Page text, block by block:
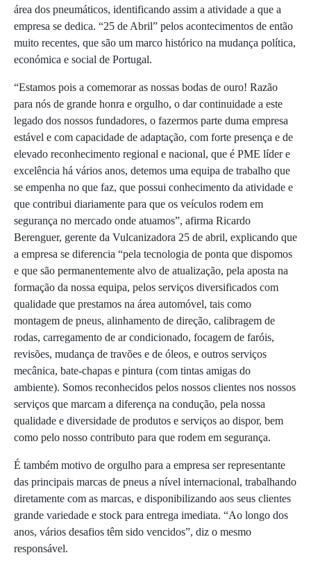
área dos pneumáticos, identificando assim a atividade a que a
empresa se dedica. “25 de Abril” pelos acontecimentos de então
muito recentes, que são um marco histórico na mudança política,
económica e social de Portugal.
“Estamos pois a comemorar as nossas bodas de ouro! Razão
para nós de grande honra e orgulho, o dar continuidade a este
legado dos nossos fundadores, o fazermos parte duma empresa
estável e com capacidade de adaptação, com forte presença e de
elevado reconhecimento regional e nacional, que é PME líder e
excelência há vários anos, detemos uma equipa de trabalho que
se empenha no que faz, que possui conhecimento da atividade e
que contribui diariamente para que os veículos rodem em
segurança no mercado onde atuamos”, afirma Ricardo
Berenguer, gerente da Vulcanizadora 25 de abril, explicando que
a empresa se diferencia “pela tecnologia de ponta que dispomos
e que são permanentemente alvo de atualização, pela aposta na
formação da nossa equipa, pelos serviços diversificados com
qualidade que prestamos na área automóvel, tais como
montagem de pneus, alinhamento de direção, calibragem de
rodas, carregamento de ar condicionado, focagem de faróis,
revisões, mudança de travões e de óleos, e outros serviços
mecânica, bate-chapas e pintura (com tintas amigas do
ambiente). Somos reconhecidos pelos nossos clientes nos nossos
serviços que marcam a diferença na condução, pela nossa
qualidade e diversidade de produtos e serviços ao dispor, bem
como pelo nosso contributo para que rodem em segurança.
É também motivo de orgulho para a empresa ser representante
das principais marcas de pneus a nível internacional, trabalhando
diretamente com as marcas, e disponibilizando aos seus clientes
grande variedade e stock para entrega imediata. “Ao longo dos
anos, vários desafios têm sido vencidos”, diz o mesmo
responsável.